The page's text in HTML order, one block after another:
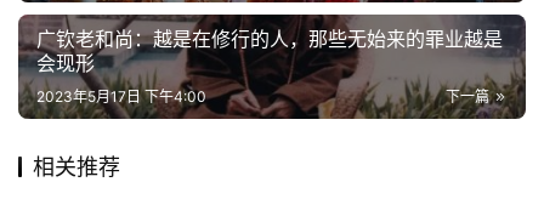
广钦老和尚：越是在修行的人，那些无始来的罪业越是
会现形
下一篇
2023年5月17日 下午4:00
相关推荐